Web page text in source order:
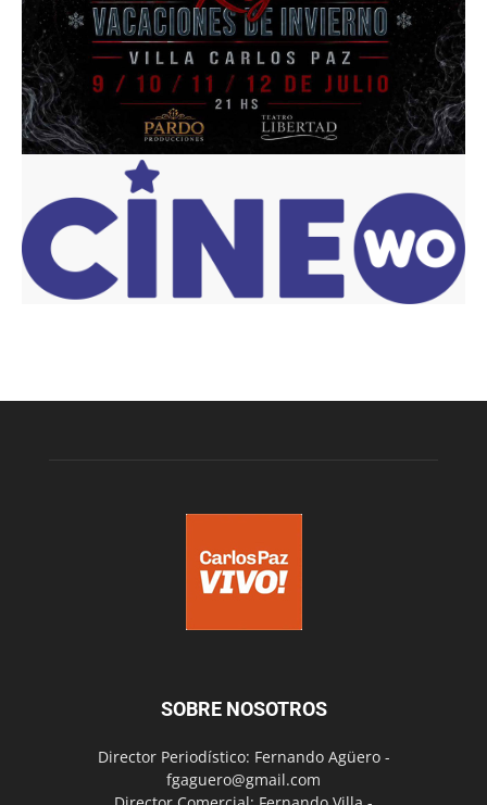
SOBRE NOSOTROS
Director Periodístico: Fernando Agüero -
fgaguero@gmail.com